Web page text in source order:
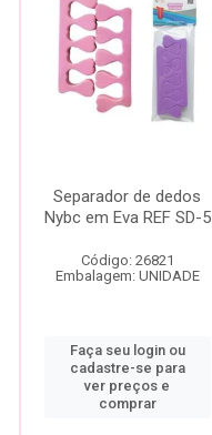
Separador de dedos
Nybc em Eva REF SD-5
Código: 26821
Embalagem: UNIDADE
Faça seu login ou
cadastre-se para
ver preços e
comprar